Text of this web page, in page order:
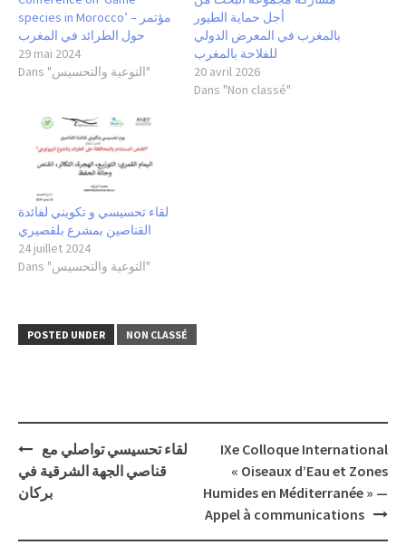
species in Morocco’ – مؤتمر
حول الطرائد في المغرب
29 mai 2024
Dans "التوعية والتحسيس"
أجل حماية الطيور
بالمغرب في المعرض الدولي
للفلاحة بالمغرب
20 avril 2026
Dans "Non classé"
لقاء تحسيسي و تكويني لفائدة
القناصين بمشرع بلقصيري
24 juillet 2024
Dans "التوعية والتحسيس"
POSTED UNDER NON CLASSÉ
Post
navigation
لقاء تحسيسي تواصلي مع
قناصي الجهة الشرقية في
IXe Colloque International
« Oiseaux d’Eau et Zones
Humides en Méditerranée » —
Appel à communications